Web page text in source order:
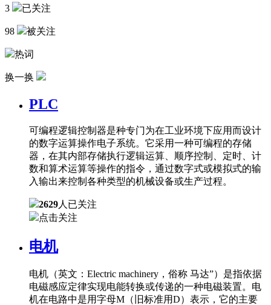
3 已关注
98 被关注
热词
换一换
PLC
可编程逻辑控制器是种专门为在工业环境下应用而设计
的数字运算操作电子系统。它采用一种可编程的存储
器，在其内部存储执行逻辑运算、顺序控制、定时、计
数和算术运算等操作的指令，通过数字式或模拟式的输
入输出来控制各种类型的机械设备或生产过程。
2629人已关注
点击关注
电机
电机（英文：Electric machinery，俗称 马达”）是指依据
电磁感应定律实现电能转换或传递的一种电磁装置。电
机在电路中是用字母M（旧标准用D）表示，它的主要